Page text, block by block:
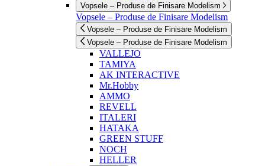
Vopsele – Produse de Finisare Modelism
Vopsele – Produse de Finisare Modelism
Vopsele – Produse de Finisare Modelism
Vopsele – Produse de Finisare Modelism
VALLEJO
TAMIYA
AK INTERACTIVE
Mr.Hobby
AMMO
REVELL
ITALERI
HATAKA
GREEN STUFF
NOCH
HELLER